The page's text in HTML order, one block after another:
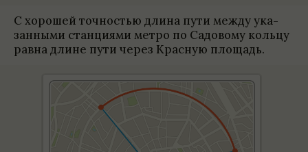
С хорошей точ­но­стью длина пути между ука­
зан­ными станци­ями метро по Садо­вому кольцу
равна длине пути через Крас­ную площадь.